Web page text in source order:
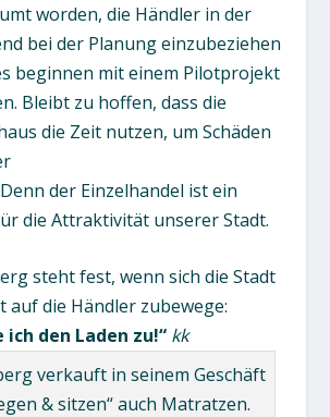
worden, die Händler in der
bei der Planung einzubeziehen
beginnen mit einem Pilotprojekt
Bleibt zu hoffen, dass die
die Zeit nutzen, um Schäden
der Einzelhandel ist ein
die Attraktivität unserer Stadt.
steht fest, wenn sich die Stadt
auf die Händler zubewege:
ich den Laden zu!“ kk